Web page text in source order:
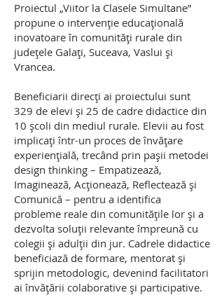
Proiectul „Viitor la Clasele Simultane”
propune o intervenție educațională
inovatoare în comunități rurale din
județele Galați, Suceava, Vaslui și
Vrancea.
Beneficiarii direcți ai proiectului sunt
329 de elevi și 25 de cadre didactice din
10 școli din mediul rurale. Elevii au fost
implicați într-un proces de învățare
experiențială, trecând prin pașii metodei
design thinking – Empatizează,
Imaginează, Acționează, Reflectează și
Comunică – pentru a identifica
probleme reale din comunitățile lor și a
dezvolta soluții relevante împreună cu
colegii și adulții din jur. Cadrele didactice
beneficiază de formare, mentorat și
sprijin metodologic, devenind facilitatori
ai învățării colaborative și participative.